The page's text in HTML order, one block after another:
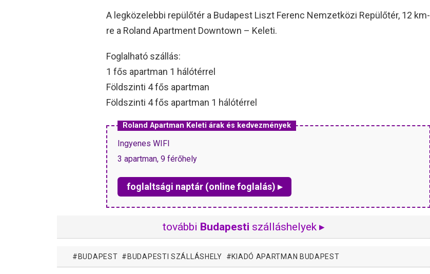
A legközelebbi repülőtér a Budapest Liszt Ferenc Nemzetközi Repülőtér, 12 km-
re a Roland Apartment Downtown – Keleti.
Foglalható szállás:
1 fős apartman 1 hálótérrel
Földszinti 4 fős apartman
Földszinti 4 fős apartman 1 hálótérrel
Roland Apartman Keleti árak és kedvezmények
Ingyenes WIFI
3 apartman, 9 férőhely
foglaltsági naptár (online foglalás) ▸
további Budapesti szálláshelyek ▸
BUDAPEST BUDAPESTI SZÁLLÁSHELY KIADÓ APARTMAN BUDAPEST